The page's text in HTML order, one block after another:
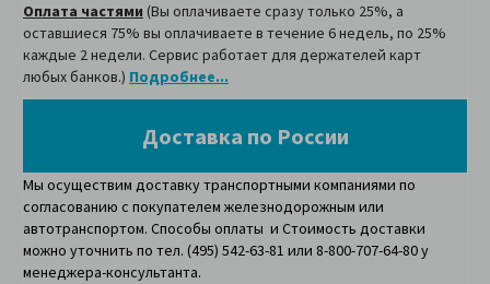
Оплата частями (Вы оплачиваете сразу только 25%, а
оставшиеся 75% вы оплачиваете в течение 6 недель, по 25%
каждые 2 недели. Сервис работает для держателей карт
любых банков.) Подробнее...
Доставка по России
Мы осуществим доставку транспортными компаниями по
согласованию с покупателем железнодорожным или
автотранспортом. Способы оплаты и Стоимость доставки
можно уточнить по тел. (495) 542-63-81 или 8-800-707-64-80 у
менеджера-консультанта.